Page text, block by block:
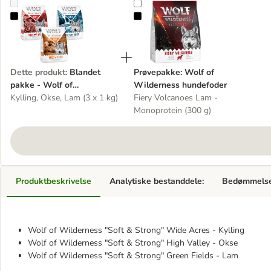
Blandet pakke - Wolf of Wilderness "Soft & Strong"
Dette produkt: Blandet
pakke - Wolf of
Wilderness "Soft & Strong"
Kylling, Okse, Lam (3 x 1 kg)
Prøvepakke: Wolf of Wilderness
Prøvepakke: Wolf of
Wilderness hundefoder
Fiery Volcanoes Lam -
Monoprotein (300 g)
Produktbeskrivelse
Wolf of Wilderness "Soft & Strong" Wide Acres - Kylling
Wolf of Wilderness "Soft & Strong" High Valley - Okse
Wolf of Wilderness "Soft & Strong" Green Fields - Lam
Analytiske bestanddele: